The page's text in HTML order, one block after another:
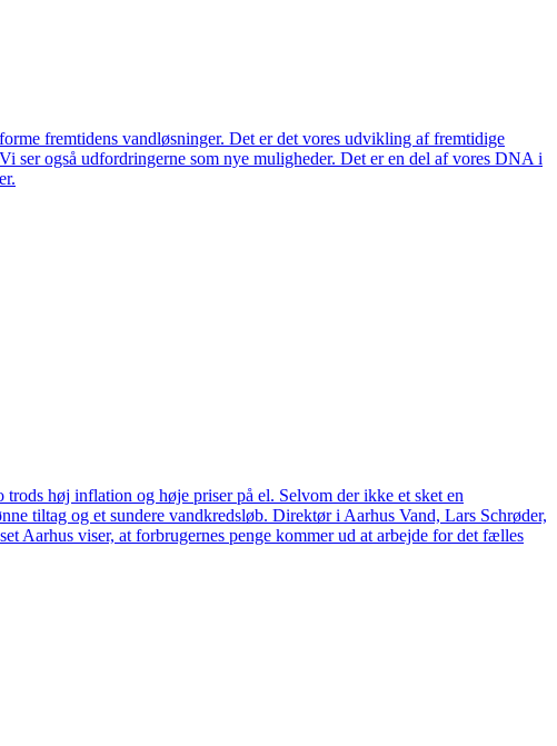
fremtidens vandløsninger. Det er det vores udvikling af fremtidige
ser også udfordringerne som nye muligheder. Det er en del af vores DNA i
høj inflation og høje priser på el. Selvom der ikke et sket en
tiltag og et sundere vandkredsløb. Direktør i Aarhus Vand, Lars Schrøder,
Aarhus viser, at forbrugernes penge kommer ud at arbejde for det fælles